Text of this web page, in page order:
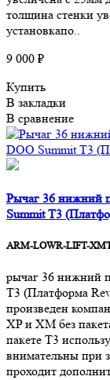
толщина стенки
установкапо..
9 000 ₽
Купить
В закладки
В сравнение
Рычаг 36 нижний
Summit T3
ARM-LOWR-LIFT-
рычаг 36 нижний
T3 (Платформа
произведен
XP и XM без
пакете T3
внимательны при
проходит